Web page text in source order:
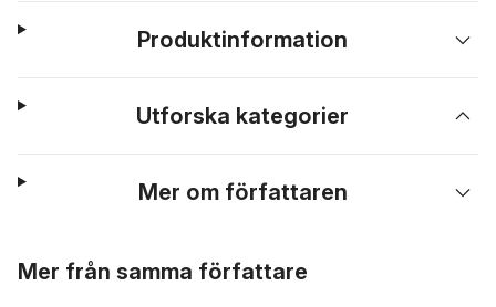
Produktinformation
Utforska kategorier
Mer om författaren
Mer från samma författare